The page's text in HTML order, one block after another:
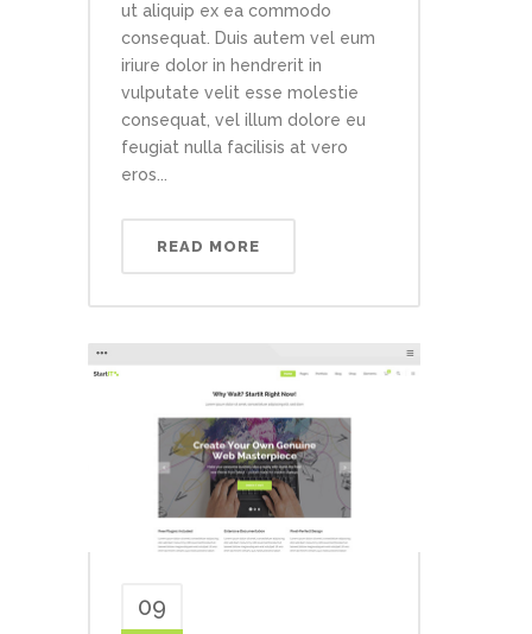
ut aliquip ex ea commodo
consequat. Duis autem vel eum
iriure dolor in hendrerit in
vulputate velit esse molestie
consequat, vel illum dolore eu
feugiat nulla facilisis at vero
eros...
READ MORE
09